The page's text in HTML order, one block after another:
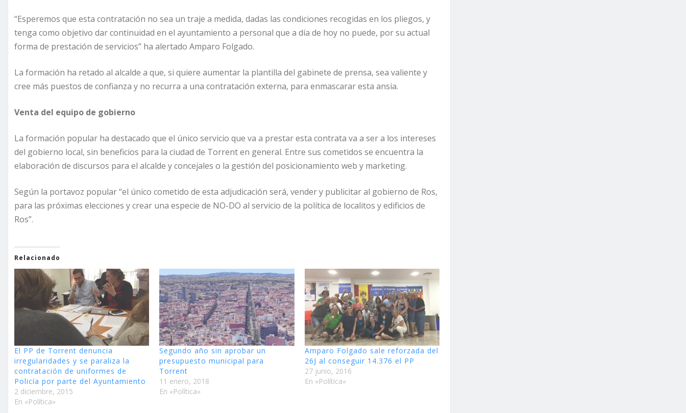
“Esperemos que esta contratación no sea un traje a medida, dadas las condiciones recogidas en los pliegos, y
tenga como objetivo dar continuidad en el ayuntamiento a personal que a día de hoy no puede, por su actual
forma de prestación de servicios” ha alertado Amparo Folgado.
La formación ha retado al alcalde a que, si quiere aumentar la plantilla del gabinete de prensa, sea valiente y
cree más puestos de confianza y no recurra a una contratación externa, para enmascarar esta ansia.
Venta del equipo de gobierno
La formación popular ha destacado que el único servicio que va a prestar esta contrata va a ser a los intereses
del gobierno local, sin beneficios para la ciudad de Torrent en general. Entre sus cometidos se encuentra la
elaboración de discursos para el alcalde y concejales o la gestión del posicionamiento web y marketing.
Según la portavoz popular “el único cometido de esta adjudicación será, vender y publicitar al gobierno de Ros,
para las próximas elecciones y crear una especie de NO-DO al servicio de la política de localitos y edificios de
Ros”.
Relacionado
El PP de Torrent denuncia
irregularidades y se paraliza la
contratación de uniformes de
Policía por parte del Ayuntamiento
2 diciembre, 2015
En «Política»
Segundo año sin aprobar un
presupuesto municipal para
Torrent
11 enero, 2018
En «Política»
Amparo Folgado sale reforzada del
26J al conseguir 14.376 el PP
27 junio, 2016
En «Política»